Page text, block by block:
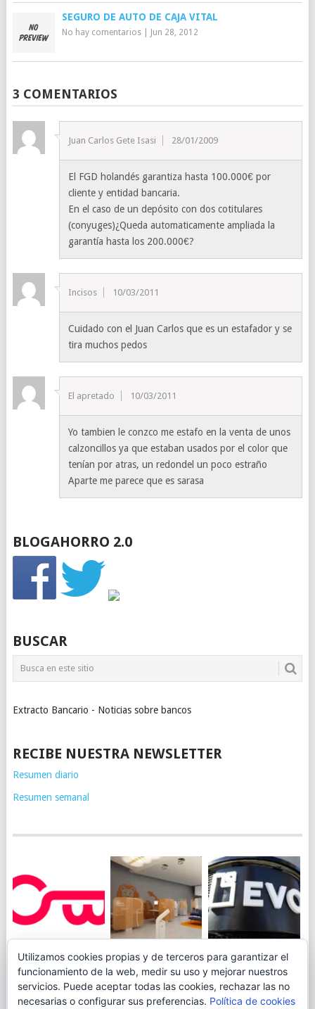
SEGURO DE AUTO DE CAJA VITAL
No hay comentarios| Jun 28, 2012
3 COMENTARIOS
Juan Carlos Gete Isasi 28/01/2009
El FGD holandés garantiza hasta 100.000€ por
cliente y entidad bancaria.
En el caso de un depósito con dos cotitulares
(conyuges)¿Queda automaticamente ampliada la
garantía hasta los 200.000€?
Incisos 10/03/2011
Cuidado con el Juan Carlos que es un estafador y se
tira muchos pedos
El apretado 10/03/2011
Yo tambien le conzco me estafo en la venta de unos
calzoncillos ya que estaban usados por el color que
tenían por atras, un redondel un poco estraño
Aparte me parece que es sarasa
BLOGAHORRO 2.0
BUSCAR
Extracto Bancario - Noticias sobre bancos
RECIBE NUESTRA NEWSLETTER
Resumen diario
Resumen semanal
JUEGA AL
CANICÓDROMO
DIGITAL DE
OPENBANK
ING TOCA SUELO EN
LA RENTABILIDAD
DE SU CUENTA
NARANJA: 0,01% TAE
EVO BANK
PERMITIRÁ
INGRESAR DINERO
DESDE LAS OFICINAS
Utilizamos cookies propias y de terceros para garantizar el
funcionamiento de la web, medir su uso y mejorar nuestros
servicios. Puede aceptar todas las cookies, rechazar las no
necesarias o configurar sus preferencias. Política de cookies